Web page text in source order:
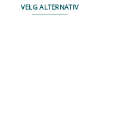
VELG ALTERNATIV